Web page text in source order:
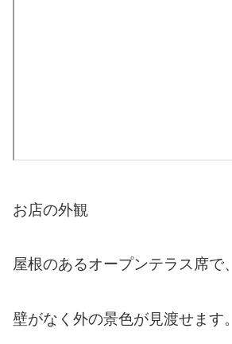
お店の外観
屋根のあるオープンテラス席で、
壁がなく外の景色が見渡せます。